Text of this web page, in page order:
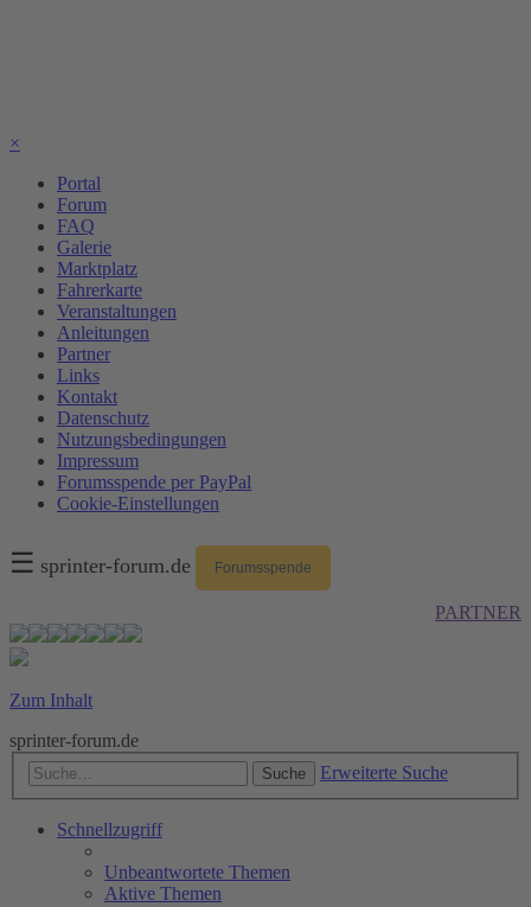
×
Portal
Forum
FAQ
Galerie
Marktplatz
Fahrerkarte
Veranstaltungen
Anleitungen
Partner
Links
Kontakt
Datenschutz
Nutzungsbedingungen
Impressum
Forumsspende per PayPal
Cookie-Einstellungen
☰ sprinter-forum.de Forumsspende
PARTNER
Zum Inhalt
sprinter-forum.de
Suche Erweiterte Suche
Schnellzugriff
Unbeantwortete Themen
Aktive Themen